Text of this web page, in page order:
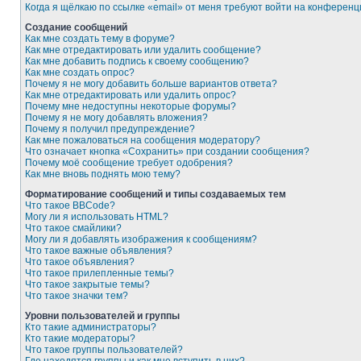
Когда я щёлкаю по ссылке «email» от меня требуют войти на
Создание сообщений
Как мне создать тему в форуме?
Как мне отредактировать или удалить сообщение?
Как мне добавить подпись к своему сообщению?
Как мне создать опрос?
Почему я не могу добавить больше вариантов ответа?
Как мне отредактировать или удалить опрос?
Почему мне недоступны некоторые форумы?
Почему я не могу добавлять вложения?
Почему я получил предупреждение?
Как мне пожаловаться на сообщения модератору?
Что означает кнопка «Сохранить» при создании сообщения?
Почему моё сообщение требует одобрения?
Как мне вновь поднять мою тему?
Форматирование сообщений и типы создаваемых тем
Что такое BBCode?
Могу ли я использовать HTML?
Что такое смайлики?
Могу ли я добавлять изображения к сообщениям?
Что такое важные объявления?
Что такое объявления?
Что такое прилепленные темы?
Что такое закрытые темы?
Что такое значки тем?
Уровни пользователей и группы
Кто такие администраторы?
Кто такие модераторы?
Что такое группы пользователей?